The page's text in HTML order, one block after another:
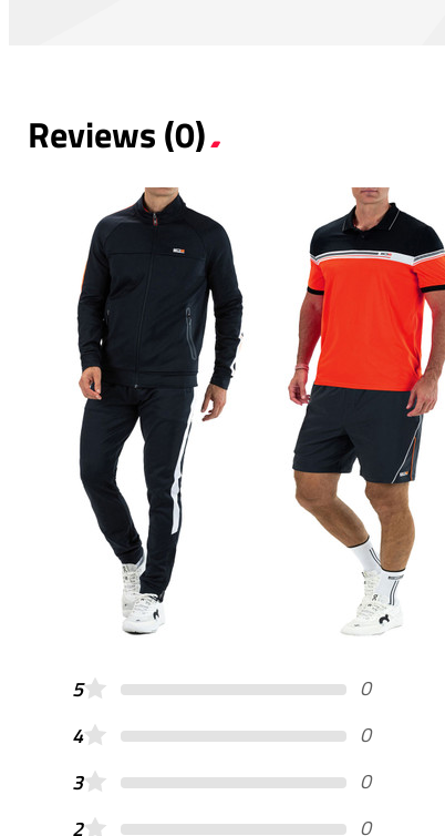
Reviews (0)
5
0
4
0
3
0
2
0